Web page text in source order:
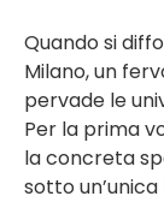
Quando si
Milano, un
pervade le
Per la prima
la concreta
sotto